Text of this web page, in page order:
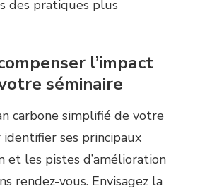
des pratiques plus
l’impact
séminaire
carbone simplifié de votre
ses principaux
et les pistes d’amélioration
rendez-vous. Envisagez la